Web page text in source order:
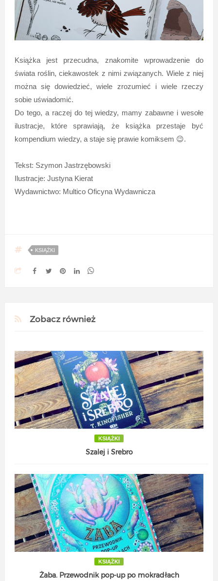
Książka jest przecudna, znakomite wprowadzenie do
świata roślin, ciekawostek z nimi związanych. Wiele z niej
można się dowiedzieć, wiele zrozumieć i wiele rzeczy
sobie uświadomić.
Do tego, a raczej do tej wiedzy, mamy zabawne i wesołe
ilustracje, które sprawiają, że książka przestaje być
kompendium wiedzy, a staje się prawie komiksem 😉.
Tekst: Szymon Jastrzębowski
Ilustracje: Justyna Kierat
Wydawnictwo: Multico Oficyna Wydawnicza
KSIĄŻKI
Zobacz również
KSIĄŻKI
Szalej i Srebro
KSIĄŻKI
Żaba. Przewodnik pop-up po mokradłach